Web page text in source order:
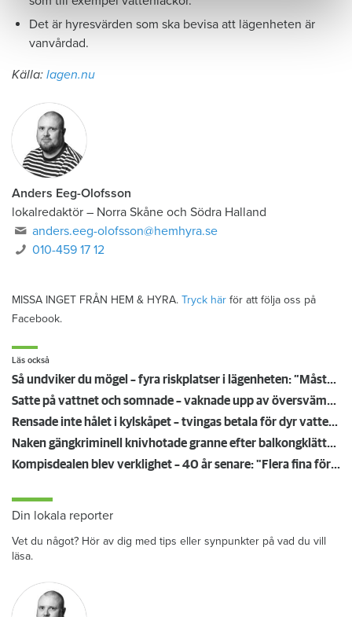
Det är hyresvärden som ska bevisa att lägenheten är
vanvårdad.
Källa: lagen.nu
Anders Eeg-Olofsson
lokalredaktör – Norra Skåne och Södra Halland
anders.eeg-olofsson@hemhyra.se
010-459 17 12
MISSA INGET FRÅN HEM & HYRA. Tryck här för att följa oss på
Facebook.
Läs också
Så undviker du mögel – fyra riskplatser i lägenheten: ”Måste städa bort”
Satte på vattnet och somnade – vaknade upp av översvämning hos grannen
Rensade inte hålet i kylskåpet – tvingas betala för dyr vattenskada
Naken gängkriminell knivhotade granne efter balkongklättring
Kompisdealen blev verklighet – 40 år senare: "Flera fina fördelar med att dela bostad"
Din lokala reporter
Vet du något? Hör av dig med tips eller synpunkter på vad du vill
läsa.